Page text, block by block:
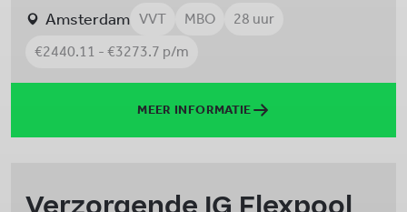
Amsterdam VVT MBO
28 uur
€2440.11 - €3273.7 p/m
MEER INFORMATIE